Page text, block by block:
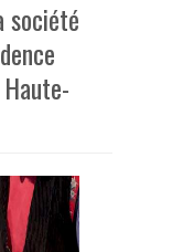
société